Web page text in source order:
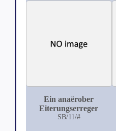
Ein anaërober
Eiterungserreger
SB/11/#